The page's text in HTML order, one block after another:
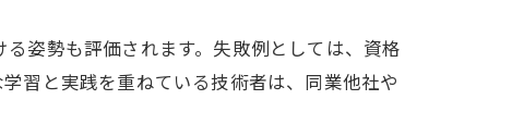
姿勢も評価されます。失敗例としては、資格
習と実践を重ねている技術者は、同業他社や